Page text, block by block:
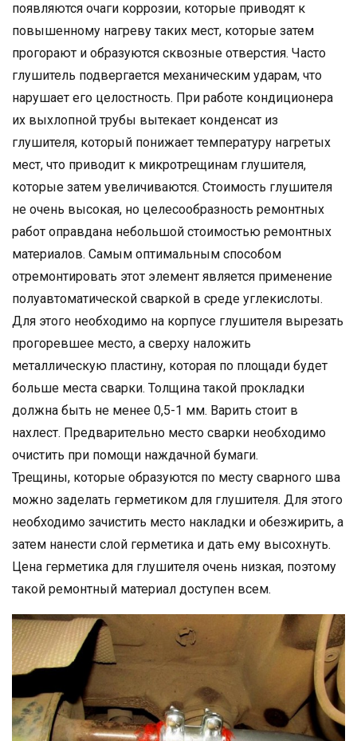
появляются очаги коррозии, которые приводят к
повышенному нагреву таких мест, которые затем
прогорают и образуются сквозные отверстия. Часто
глушитель подвергается механическим ударам, что
нарушает его целостность. При работе кондиционера
их выхлопной трубы вытекает конденсат из
глушителя, который понижает температуру нагретых
мест, что приводит к микротрещинам глушителя,
которые затем увеличиваются. Стоимость глушителя
не очень высокая, но целесообразность ремонтных
работ оправдана небольшой стоимостью ремонтных
материалов. Самым оптимальным способом
отремонтировать этот элемент является применение
полуавтоматической сваркой в среде углекислоты.
Для этого необходимо на корпусе глушителя вырезать
прогоревшее место, а сверху наложить
металлическую пластину, которая по площади будет
больше места сварки. Толщина такой прокладки
должна быть не менее 0,5-1 мм. Варить стоит в
нахлест. Предварительно место сварки необходимо
очистить при помощи наждачной бумаги.
Трещины, которые образуются по месту сварного шва
можно заделать герметиком для глушителя. Для этого
необходимо зачистить место накладки и обезжирить, а
затем нанести слой герметика и дать ему высохнуть.
Цена герметика для глушителя очень низкая, поэтому
такой ремонтный материал доступен всем.